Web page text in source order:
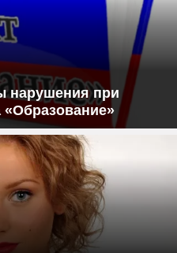
нарушения при
«Образование»